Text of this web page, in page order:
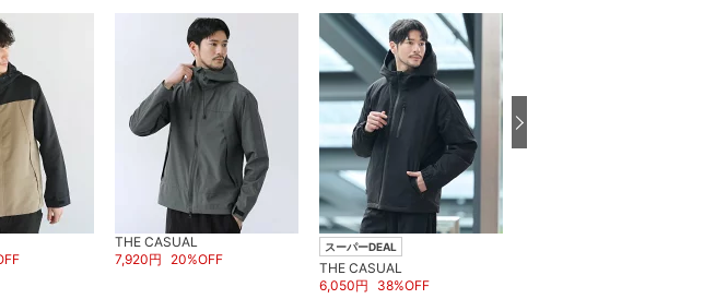
THE CASUAL
7,920円 20%OFF
スーパーDEAL
THE CASUAL
6,050円 38%OFF